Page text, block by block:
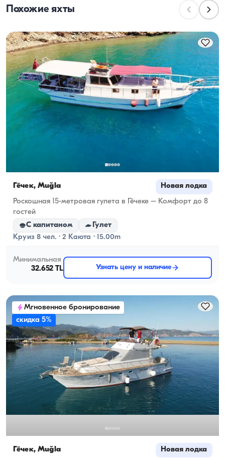
пассажиров во время дневных прогулок. При
для проживания, а при дневной аренде —
ходовую вместимость.
Похожие яхты
Гёчек, Muğla Новая лодка
Роскошная 15-метровая гулета в Гёчеке – Комфорт до 8
гостей
С капитаном
Гулет
Круиз 8 чел. · 2 Каюта · 15.00m
Минимальная
32.652 TL
Узнать цену и наличие
Мгновенное бронирование
скидка 5%
Гёчек, Muğla Новая лодка